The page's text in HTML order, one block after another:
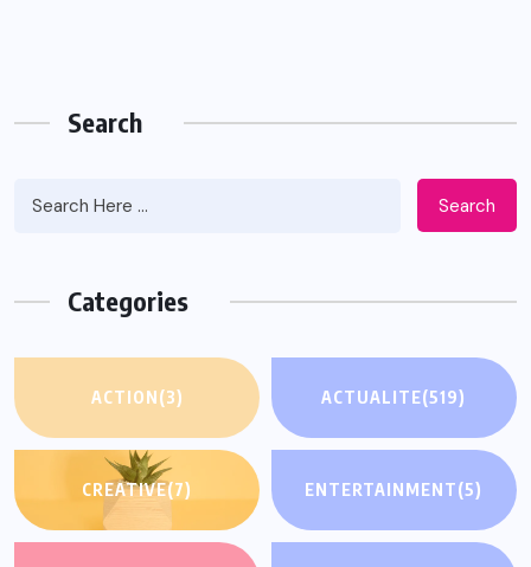
Search
Search
Categories
ACTION(3) ACTUALITE(519)
CREATIVE(7) ENTERTAINMENT(5)